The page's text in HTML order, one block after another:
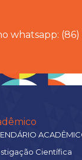
whatsapp: (86)
Científica